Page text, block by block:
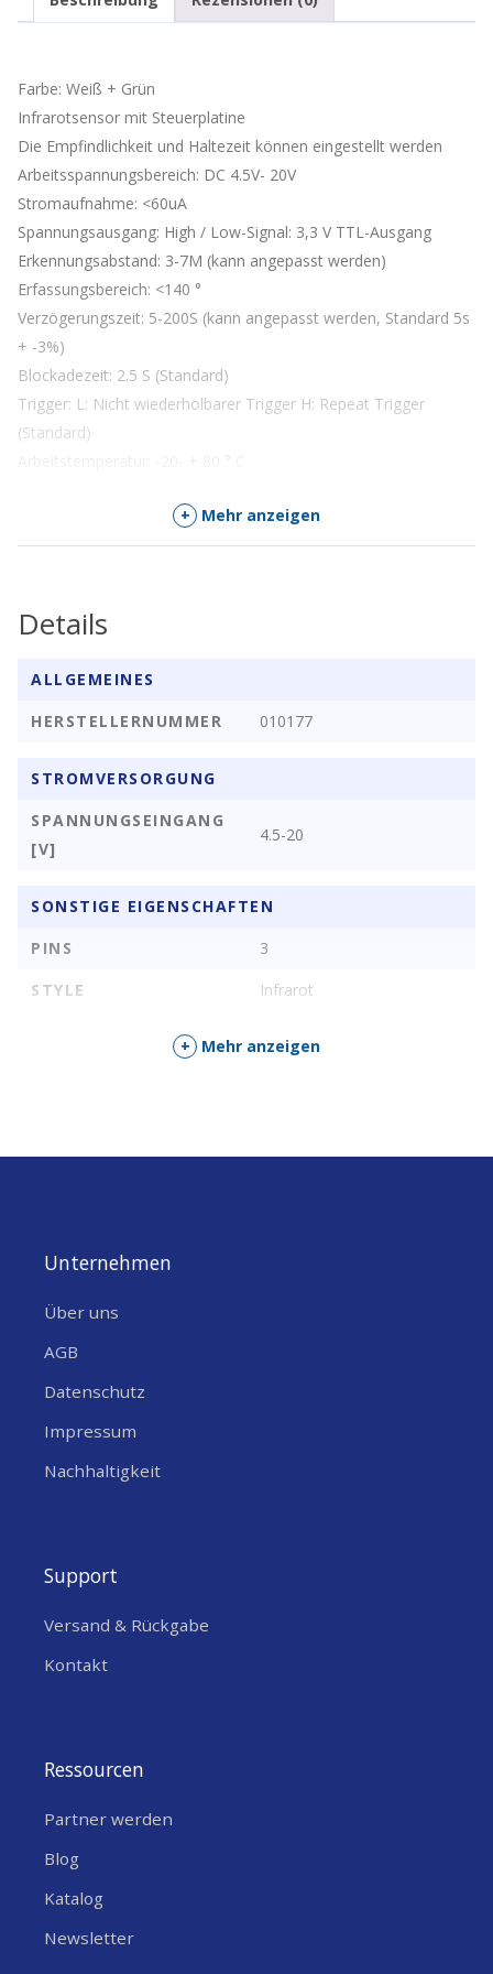
Farbe: Weiß + Grün
Infrarotsensor mit Steuerplatine
Die Empfindlichkeit und Haltezeit können eingestellt werden
Arbeitsspannungsbereich: DC 4.5V- 20V
Stromaufnahme: <60uA
Spannungsausgang: High / Low-Signal: 3,3 V TTL-Ausgang
Erkennungsabstand: 3-7M (kann angepasst werden)
Erfassungsbereich: <140 °
Verzögerungszeit: 5-200S (kann angepasst werden, Standard 5s
+ -3%)
Blockadezeit: 2.5 S (Standard)
Trigger: L: Nicht wiederholbarer Trigger H: Repeat Trigger
(Standard)
wiederholbarer Trigger
Pin sondern an den innern Pin neben dem gelben Jumper.
+ Mehr anzeigen
Details
ALLGEMEINES
HERSTELLERNUMMER
010177
STROMVERSORGUNG
SPANNUNGSEINGANG
[V]
4.5-20
SONSTIGE EIGENSCHAFTEN
PINS
3
STYLE
Infrarot
+ Mehr anzeigen
Unternehmen
Über uns
AGB
Datenschutz
Impressum
Nachhaltigkeit
Support
Versand & Rückgabe
Kontakt
Ressourcen
Partner werden
Blog
Katalog
Newsletter